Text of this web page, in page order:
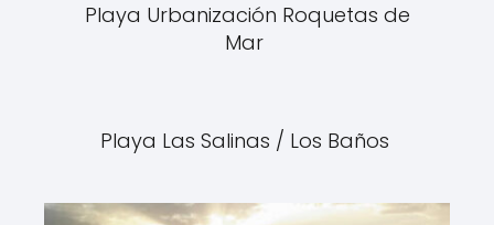
Playa Urbanización Roquetas de
Mar
Playa Las Salinas / Los Baños